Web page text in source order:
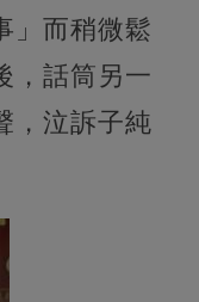
」而稍微鬆
，話筒另一
，泣訴子純